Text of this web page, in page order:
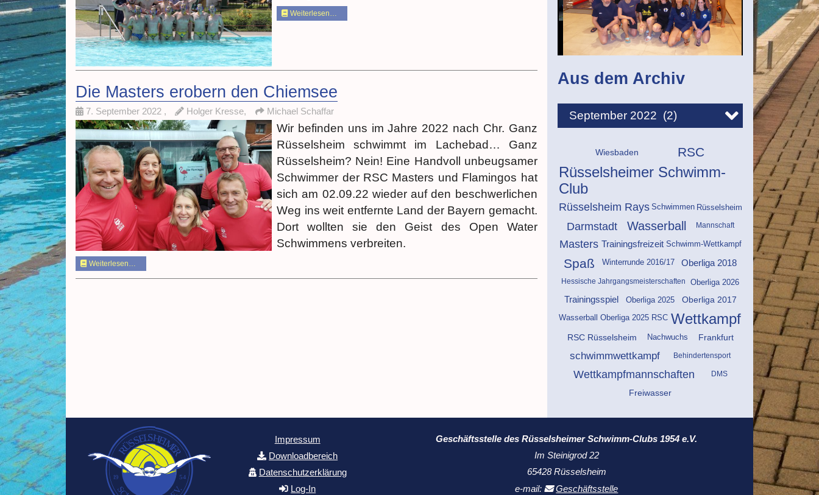
Weiterlesen…
Die Masters erobern den Chiemsee
7. September 2022 , Holger Kresse, Michael Schaffar
Wir befinden uns im Jahre 2022 nach Chr. Ganz
Rüsselsheim schwimmt im Lachebad… Ganz
Rüsselsheim? Nein! Eine Handvoll unbeugsamer
Schwimmer der RSC Masters und Flamingos hat
sich am 02.09.22 wieder auf den beschwerlichen
Weg ins weit entfernte Land der Bayern gemacht.
Dort wollten sie den Geist des Open Water
Schwimmens verbreiten.
Weiterlesen…
Aus dem Archiv
Wiesbaden RSC
Rüsselsheimer Schwimm-
Club
Rüsselsheim Rays Schwimmen Rüsselsheim
Darmstadt Wasserball Mannschaft
Masters Trainingsfreizeit Schwimm-Wettkampf
Spaß Winterrunde 2016/17 Oberliga 2018
Hessische Jahrgangsmeisterschaften Oberliga 2026
Trainingsspiel Oberliga 2025 Oberliga 2017
Wasserball Oberliga 2025 RSC Wettkampf
RSC Rüsselsheim Nachwuchs Frankfurt
schwimmwettkampf Behindertensport
Wettkampfmannschaften DMS
Freiwasser
Impressum
Downloadbereich
Datenschutzerklärung
Log-In
Geschäftsstelle des Rüsselsheimer Schwimm-Clubs 1954 e.V.
Im Steinigrod 22
65428 Rüsselsheim
e-mail:
Geschäftsstelle